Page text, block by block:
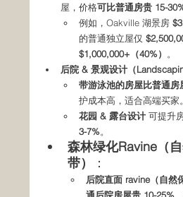
屋，价格可比普通房贵 15-
例如，Oakville 湖景房
的普通独立屋仅
$1,000,000+（40%）
。
后院 & 景观设计（
带游泳池的房屋比普通房
护成本高，适合高端买家。
花园 & 露台设计 可提升
3-7%。
森林绿化Ravine（
带）
：
后院直面 ravine（自然
通后院房屋贵 10-25%